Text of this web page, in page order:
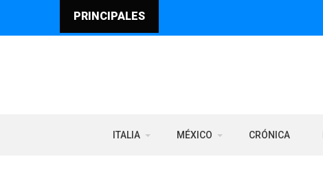
PRINCIPALES
ITALIA MÉXICO CRÓNICA